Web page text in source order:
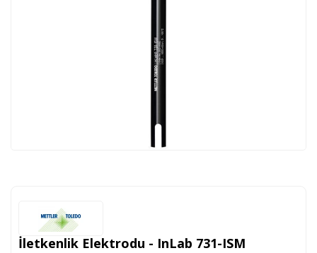
İletkenlik Elektrodu - InLab 731-ISM